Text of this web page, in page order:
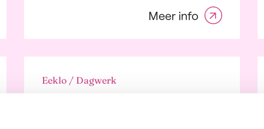
Internet
cultuur,
bos en
Meer info
Eeklo / Dagwerk